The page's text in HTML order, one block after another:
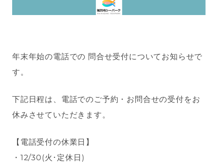
年末年始の電話での 問合せ受付についてお知らせで
す。
下記日程は、電話でのご予約・お問合せの受付をお
休みさせていただきます。
【電話受付の休業日】
・12/30(火･定休日)